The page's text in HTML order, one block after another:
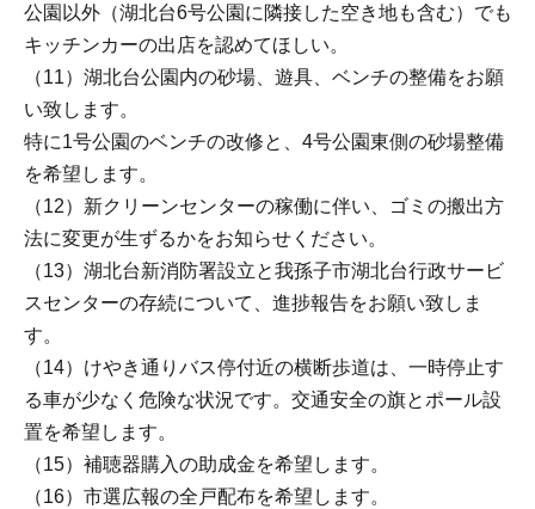
公園以外（湖北台6号公園に隣接した空き地も含む）でも
キッチンカーの出店を認めてほしい。
（11）湖北台公園内の砂場、遊具、ベンチの整備をお願
い致します。
特に1号公園のベンチの改修と、4号公園東側の砂場整備
を希望します。
（12）新クリーンセンターの稼働に伴い、ゴミの搬出方
法に変更が生ずるかをお知らせください。
（13）湖北台新消防署設立と我孫子市湖北台行政サービ
スセンターの存続について、進捗報告をお願い致しま
す。
（14）けやき通りバス停付近の横断歩道は、一時停止す
る車が少なく危険な状況です。交通安全の旗とポール設
置を希望します。
（15）補聴器購入の助成金を希望します。
（16）市選広報の全戸配布を希望します。